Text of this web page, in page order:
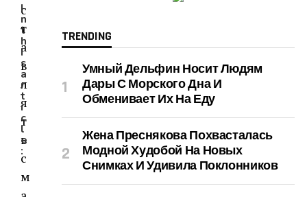
с
т
а
в
л
я
т
ь
с
м
I
n
t
h
i
s
a
r
t
i
c
l
e
:
TRENDING
Умный Дельфин Носит Людям
Дары С Морского Дна И
Обменивает Их На Еду
Жена Преснякова Похвасталась
Модной Худобой На Новых
Снимках И Удивила Поклонников